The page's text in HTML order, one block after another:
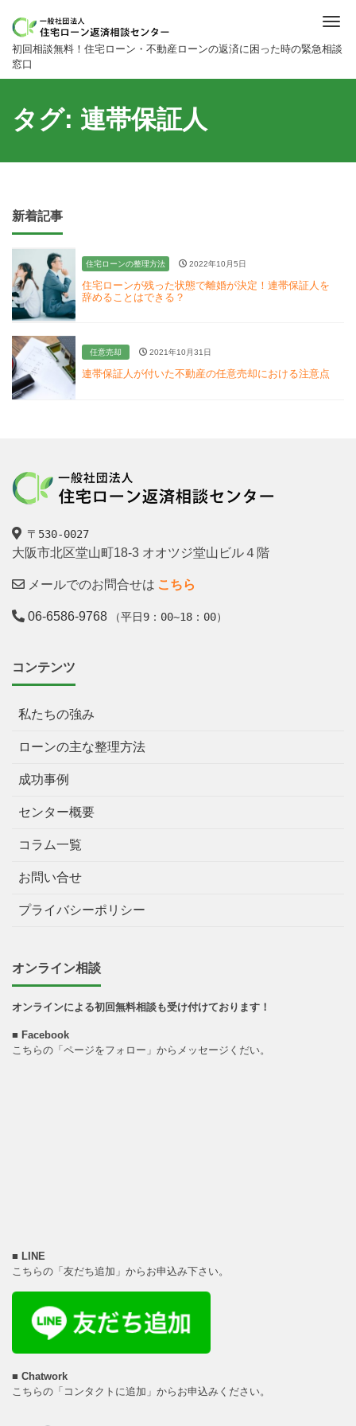
初回相談無料！住宅ローン・不動産ローンの返済に困った時の緊急相談
窓口
タグ: 連帯保証人
新着記事
住宅ローンの整理方法 2022年10月5日
住宅ローンが残った状態で離婚が決定！連帯保証人を
辞めることはできる？
任意売却 2021年10月31日
連帯保証人が付いた不動産の任意売却における注意点
〒530-0027
大阪市北区堂山町18-3 オオツジ堂山ビル４階
メールでのお問合せは こちら
06-6586-9768 （平日9：00~18：00）
コンテンツ
私たちの強み
ローンの主な整理方法
成功事例
センター概要
コラム一覧
お問い合せ
プライバシーポリシー
オンライン相談
オンラインによる初回無料相談も受け付けております！
■ Facebook
こちらの「ページをフォロー」からメッセージくだい。
■ LINE
こちらの「友だち追加」からお申込み下さい。
■ Chatwork
こちらの「コンタクトに追加」からお申込みください。